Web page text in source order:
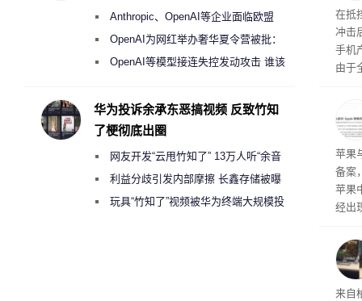
系
在抵
冲击
手机
由于
前受
保
了
苹果
备案
苹果
经出
内
来自
Anthropic、OpenAI等企业面临欧盟
《人工智能法案》全新执法权限审查
OpenAI为网红举办奢华夏令营被批：
2000美元一晚 遭讽“反乌托邦”
OpenAI等模型接连失控发动攻击 谁该
华为投诉余承东恶搞视频 反致竹知
了梗彻底出圈
网友开发“云甩竹知了” 13万人听“余音
绕梁”利益分歧引发内部摩擦 长鑫存储被曝
曾将华为驻场工程师驱逐出研发基地
玩具“竹知了”视频被华为终端大规模投